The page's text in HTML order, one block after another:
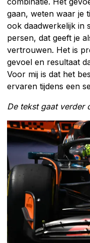
gaan, weten waar je
ook daadwerkelijk in
persen, dat geeft je
vertrouwen. Het is
gevoel en resultaat
Voor mij is dat het
ervaren tijdens een
De tekst gaat verder